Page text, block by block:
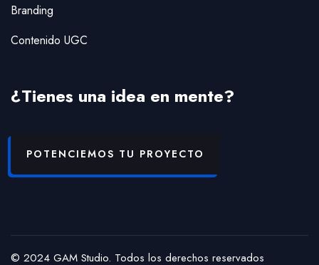
Branding
Contenido UGC
¿Tienes una idea en mente?
POTENCIEMOS TU PROYECTO
© 2024 GAM Studio. Todos los derechos reservados